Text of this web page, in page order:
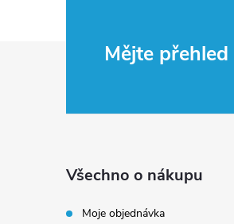
Mějte
Všechno o nákupu
Moje objednávka